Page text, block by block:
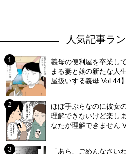
人気記事ラ
義母の便利屋を卒業し
まる妻と娘の新たな人
屋扱いする義母 Vol.44】
ほぼ手ぶらなのに彼女
理解できないけど楽し
なたが理解できません
「あら、ごめんなさい